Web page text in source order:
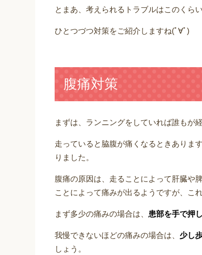
とまあ、考えられるトラブルはこのくら
ひとつづつ対策をご紹介しますね(ﾟ∀ﾟ)
腹痛対策
まずは、ランニングをしていれば誰もが
走っていると脇腹が痛くなるときありま
りました。
腹痛の原因は、走ることによって肝臓や
ことによって痛みが出るようですが、こ
まず多少の痛みの場合は、 患部を手で押
我慢できないほどの痛みの場合は、 少し
しょう。